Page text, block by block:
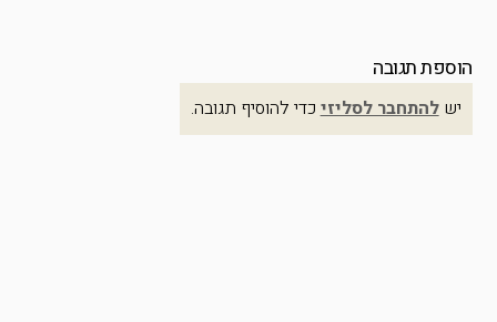
הוספת תגובה
ישלהתחבר לסליזיכדי להוסיף תגובה.